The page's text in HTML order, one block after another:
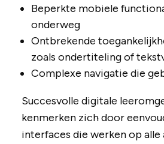
Beperkte mobiele
onderweg
Ontbrekende
zoals ondertiteling of
Complexe navigatie die
Succesvolle digitale
kenmerken zich door
interfaces die werken op alle